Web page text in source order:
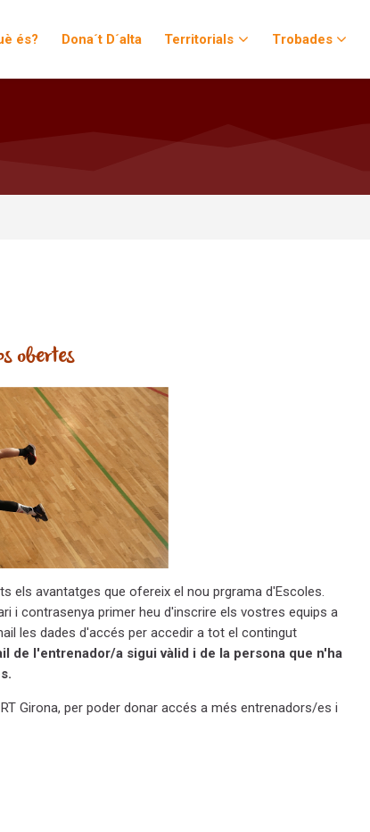
és?
Dona´t D´alta Territorials Trobades
obertes
els avantatges que ofereix el nou prgrama d'Escoles.
i contrasenya primer heu d'inscrire els vostres equips a
les dades d'accés per accedir a tot el contingut
de l'entrenador/a sigui vàlid i de la persona que n'ha
Girona, per poder donar accés a més entrenadors/es i